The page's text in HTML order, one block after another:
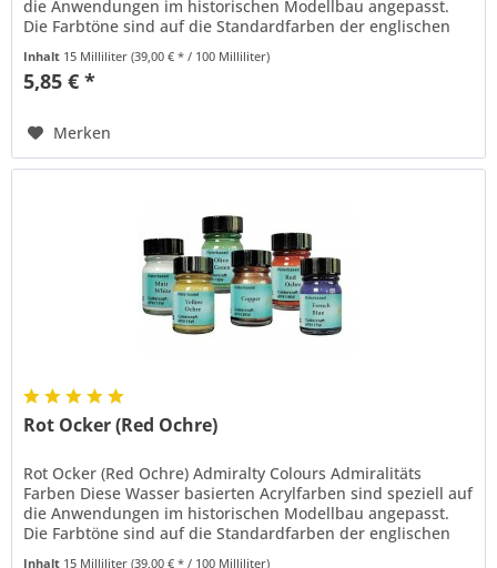
die Anwendungen im historischen Modellbau angepasst.
Die Farbtöne sind auf die Standardfarben der englischen
Marine zur...
Inhalt 15 Milliliter(39,00 € * / 100 Milliliter)
5,85 € *
Merken
Rot Ocker (Red Ochre)
Rot Ocker (Red Ochre) Admiralty Colours Admiralitäts
Farben Diese Wasser basierten Acrylfarben sind speziell auf
die Anwendungen im historischen Modellbau angepasst.
Die Farbtöne sind auf die Standardfarben der englischen
Inhalt 15 Milliliter(39,00 € * / 100 Milliliter)